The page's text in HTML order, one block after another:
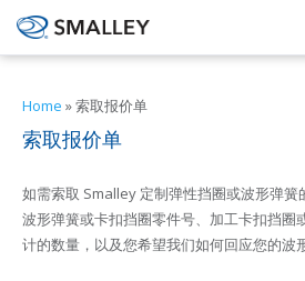
Search form
搜索
Home »索取报价单
索取报价单
如需索取 Smalley 定制弹性挡圈或波形弹
波形弹簧或卡扣挡圈零件号、加工卡扣挡圈
计的数量，以及您希望我们如何回应您的波